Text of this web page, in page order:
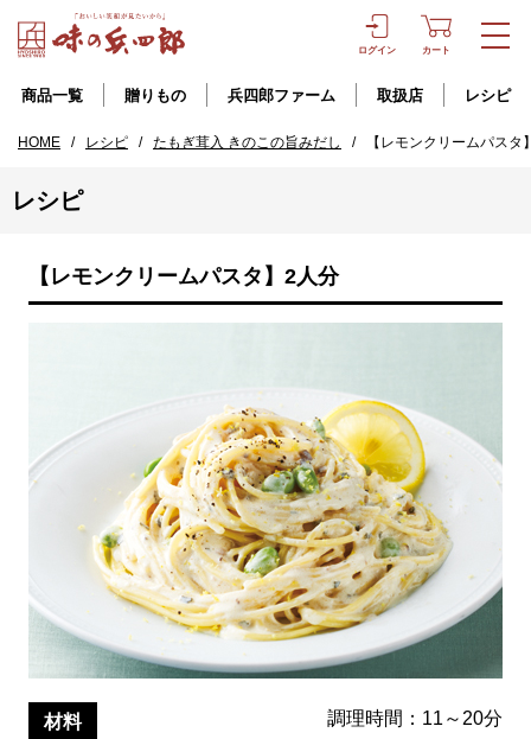
ログイン カート
商品一覧 贈りもの 兵四郎ファーム 取扱店 レシピ
HOME / レシピ / たもぎ茸入 きのこの旨みだし / 【レモンクリームパスタ
レシピ
【レモンクリームパスタ】2人分
材料 調理時間：11～20分